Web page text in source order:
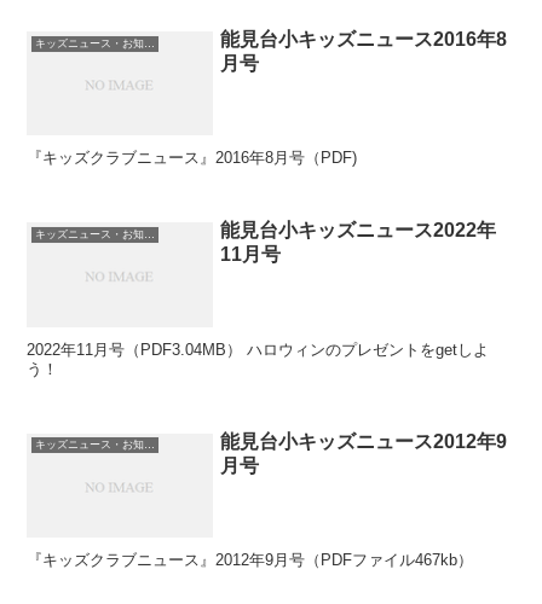
能見台小キッズニュース2016年8
月号
『キッズクラブニュース』2016年8月号（PDF)
能見台小キッズニュース2022年
11月号
2022年11月号（PDF3.04MB） ハロウィンのプレゼントをgetしよ
う！
キッズニュース・お知らせ
能見台小キッズニュース2012年9
月号
『キッズクラブニュース』2012年9月号（PDFファイル467kb）